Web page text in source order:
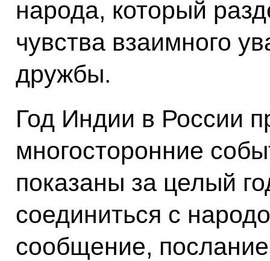
народа, который
чувства взаимного
дружбы.
Год Индии в России
многосторонние
показаны за целый
соединиться с
сообщение,